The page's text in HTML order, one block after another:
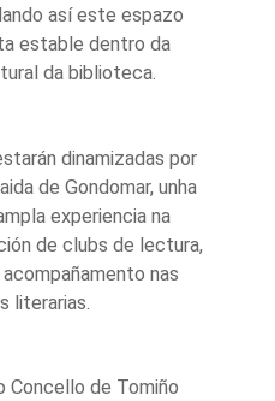
así este espazo
estable dentro da
da biblioteca.
dinamizadas por
de Gondomar, unha
experiencia na
de clubs de lectura,
nas
literarias.
Concello de Tomiño